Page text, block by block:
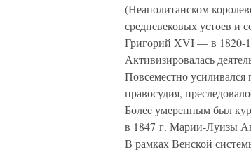
(Неаполитанском
средневековых устоев
Григорий XVI — в 1820-
Активизировалась
Повсеместно
правосудия,
Более умеренным был
в 1847 г. Марии-Луизы
В рамках Венской